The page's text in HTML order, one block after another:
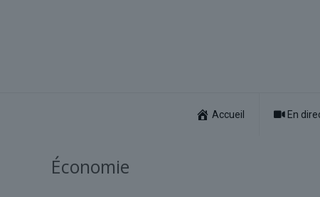
Accueil En
Économie